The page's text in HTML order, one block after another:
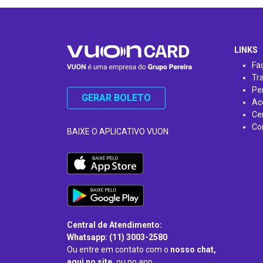
GERAR BOLETO
BAIXE O APLICATIVO VUON
Central de Atendimento:
Whatsapp: (11) 3003-2580
Ou entre em contato com o nosso chat,
LINKS